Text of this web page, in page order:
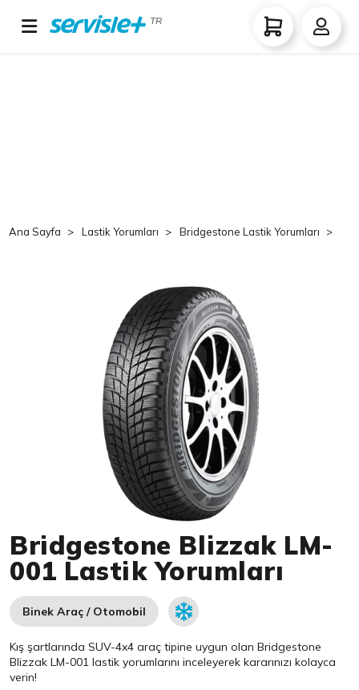
TR
Ana Sayfa Lastik Yorumları Bridgestone Lastik Yorumları
Bridgestone Blizzak LM-
001 Lastik Yorumları
Binek Araç / Otomobil
Kış şartlarında SUV-4x4 araç tipine uygun olanBridgestone
Blizzak LM-001 lastik yorumlarını inceleyerek kararınızı kolayca
verin!